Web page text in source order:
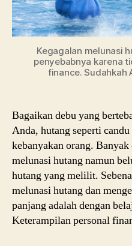
Kegagalan melunasi
penyebabnya karena
finance. Sudahkah
Bagaikan debu yang
Anda, hutang seperti
kebanyakan orang.
melunasi hutang namun
hutang yang melilit.
melunasi hutang dan
panjang adalah dengan
Keterampilan personal